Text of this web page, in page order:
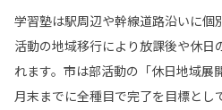
学習塾は駅周辺や幹線道路沿いに個
活動の地域移行により放課後や休日
れます。市は部活動の「休日地域展
月末までに全種目で完了を目標とし